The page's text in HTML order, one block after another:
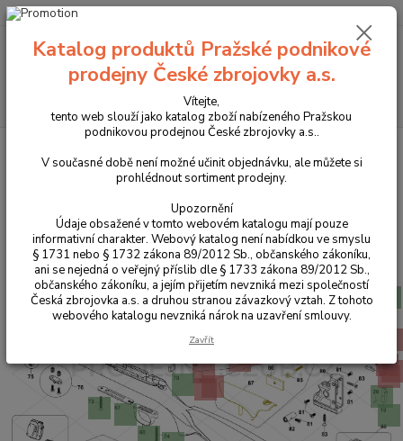
Menu
+420 225 375 800
Náhradní díly
CZ 457
Katalog produktů Pražské podnikové
prodejny České zbrojovky a.s.
Vítejte,
tento web slouží jako katalog zboží nabízeného Pražskou
podnikovou prodejnou České zbrojovky a.s..
V současné době není možné učinit objednávku, ale můžete si
prohlédnout sortiment prodejny.
Upozornění
Údaje obsažené v tomto webovém katalogu mají pouze
informativní charakter. Webový katalog není nabídkou ve smyslu
§ 1731 nebo § 1732 zákona 89/2012 Sb., občanského zákoníku,
ani se nejedná o veřejný příslib dle § 1733 zákona 89/2012 Sb.,
občanského zákoníku, a jejím přijetím nevzniká mezi společností
Česká zbrojovka a.s. a druhou stranou závazkový vztah. Z tohoto
webového katalogu nevzniká nárok na uzavření smlouvy.
Zavřít